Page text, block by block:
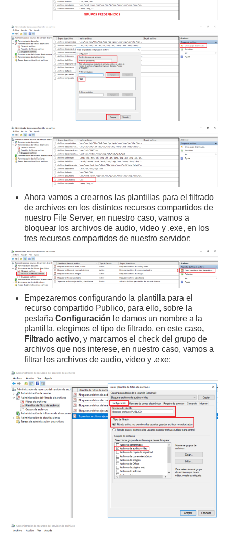
Ahora vamos a crearnos las plantillas para el filtrado
de archivos en los distintos recursos compartidos de
nuestro File Server, en nuestro caso, vamos a
bloquear los archivos de audio, video y .exe, en los
tres recursos compartidos de nuestro servidor:
Empezaremos configurando la plantilla para el
recurso compartido Publico, para ello, sobre la
pestañaConfiguración le damos un nombre a la
plantilla, elegimos el tipo de filtrado, en este caso,
Filtrado activo,y marcamos el check del grupo de
archivos que nos interese, en nuestro caso, vamos a
filtrar los archivos de audio, video y .exe: